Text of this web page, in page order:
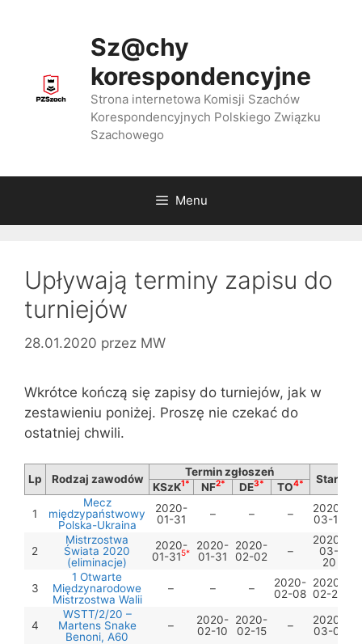
Sz@chy
korespondencyjne
Strona internetowa Komisji Szachów
Korespondencyjnych Polskiego Związku
Szachowego
Menu
Upływają terminy zapisu do
turniejów
28.01.2020 przez MW
Wkrótce kończą się zapisy do turniejów, jak w
zestawieniu poniżej. Proszę nie czekać do
ostatniej chwili.
Lp Rodzaj zawodów
Termin zgłoszeń
Start
KSzK1* NF2* DE3* TO4*
1
Mecz
międzypaństwowy
Polska-Ukraina
2020-
01-31
– – –
2020-
03-15
2
Mistrzostwa
Świata 2020
(eliminacje)
2020-
01-315*
2020-
01-31
2020-
02-02
–
2020-
03-
20
3
1 Otwarte
Międzynarodowe
Mistrzostwa Walii
– – –
2020-
02-08
2020-
02-23
4
WSTT/2/20 –
Martens Snake
Benoni, A60
–
2020-
02-10
2020-
02-15
–
2020-
03-01